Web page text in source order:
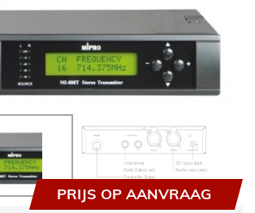
PRIJS OP AANVRAAG